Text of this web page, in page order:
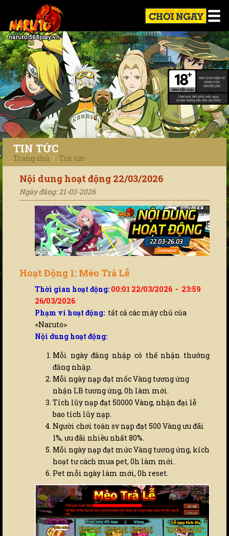
TIN TỨC
Trang chủ Tin tức
Nội dung hoạt động 22/03/2026
Ngày đăng: 21-03-2026
Hoạt Động 1: Mèo Trả Lễ
Thời gian hoạt động: 00:01 22/03/2026 - 23:59
26/03/2026
Phạm vi hoạt động: tất cả các máy chủ của
<Naruto>
Nội dung hoạt động:
Mỗi ngày đăng nhập có thể nhận thưởng
đăng nhập.
Mỗi ngày nạp đạt mốc Vàng tương ứng
nhận LB tương ứng, 0h làm mới.
Tích lũy nạp đạt 50000 Vàng, nhận đại lễ
bao tích lũy nạp.
Người chơi toàn sv nạp đạt 500 Vàng ưu đãi
1%, ưu đãi nhiều nhất 80%.
Mỗi ngày nạp đạt mức Vàng tương ứng, kích
hoạt tư cách mua pet, 0h làm mới.
Pet mỗi ngày làm mới, 0h reset.